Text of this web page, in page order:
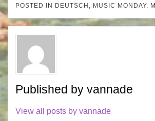
POSTED IN DEUTSCH MUSIC MONDAY,
Published by vannade
View all posts by vannade